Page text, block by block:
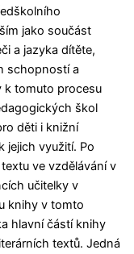
jako součást
a jazyka dítěte,
schopností a
k tomuto procesu
škol
děti i knižní
jejich využití. Po
ve vzdělávání v
učitelky v
knihy v tomto
hlavní částí knihy
textů. Jedná